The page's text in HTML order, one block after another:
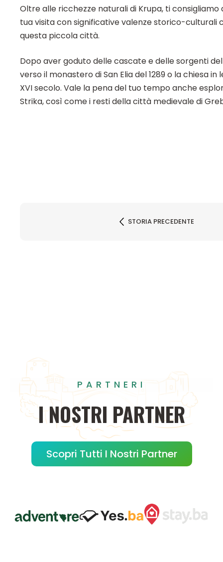
Oltre alle ricchezze naturali di Krupa, ti consigliamo
tua visita con significative valenze storico-culturali
questa piccola città.
Dopo aver goduto delle cascate e delle sorgenti
verso il monastero di San Elia del 1289 o la chiesa in
XVI secolo. Vale la pena del tuo tempo anche
Strika, così come i resti della città medievale di
STORIA PRECEDENTE
PARTNERI
INOSTRI PARTNER
Scopri Tutti I Nostri Partner